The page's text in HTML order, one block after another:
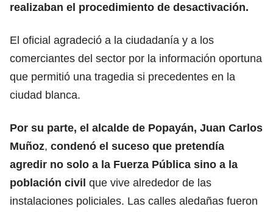
realizaban el procedimiento de desactivación.
El oficial agradeció a la ciudadanía y a los
comerciantes del sector por la información oportuna
que permitió una tragedia si precedentes en la
ciudad blanca.
Por su parte, el alcalde de Popayán, Juan Carlos
Muñoz, condenó el suceso que pretendía
agredir no solo a la Fuerza Pública sino a la
población civil que vive alrededor de las
instalaciones policiales. Las calles aledañas fueron